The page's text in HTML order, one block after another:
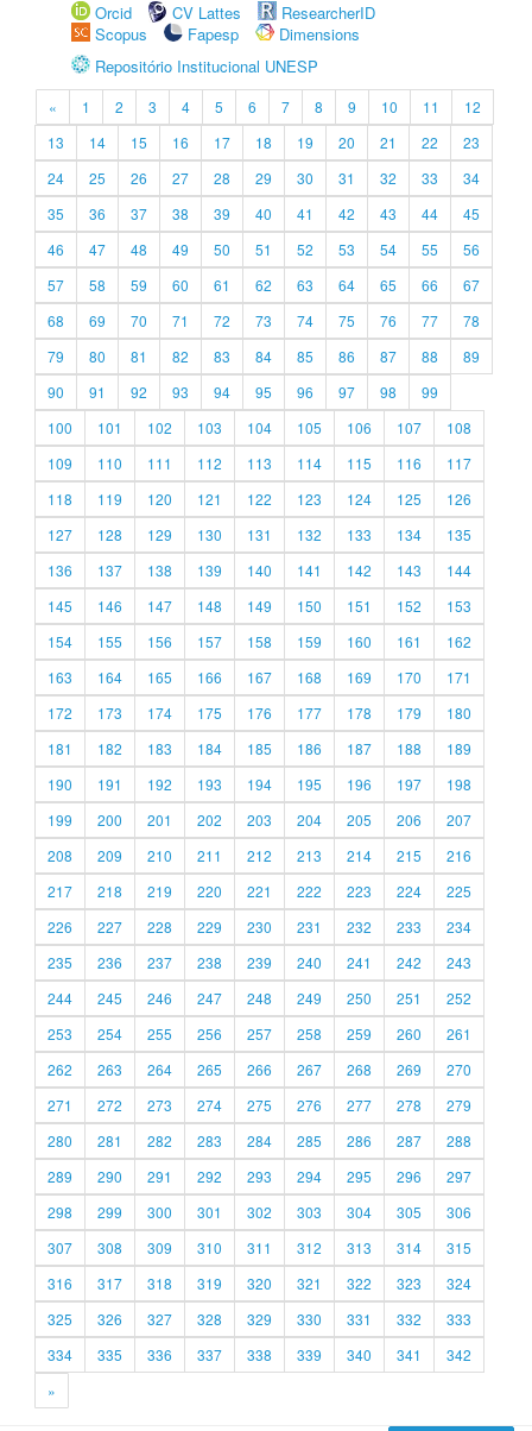
Orcid
CV Lattes
ResearcherID
Scopus
Fapesp
Dimensions
Repositório Institucional UNESP
« 1 2 3 4 5 6 7 8 9 10 11
12
13
14 15 16 17 18 19 20 21 22
23
24
25 26 27 28 29 30 31 32 33
34
35
36 37 38 39 40 41 42 43 44
45
46
47 48 49 50 51 52 53 54 55
56
57
58 59 60 61 62 63 64 65 66
67
68
69 70 71 72 73 74 75 76 77
78
79
80 81 82 83 84 85 86 87 88
89
90
91 92 93 94 95 96 97 98
99
100
101 102 103 104 105 106 107
108
109
110 111 112 113 114 115 116
117
118
119 120 121 122 123 124 125
126
127
128 129 130 131 132 133 134
135
136
137 138 139 140 141 142 143
144
145
146 147 148 149 150 151 152
153
154
155 156 157 158 159 160 161
162
163
164 165 166 167 168 169 170
171
172
173 174 175 176 177 178 179
180
181
182 183 184 185 186 187 188
189
190
191 192 193 194 195 196 197
198
199
200 201 202 203 204 205 206
207
208
209 210 211 212 213 214 215
216
217
218 219 220 221 222 223 224
225
226
227 228 229 230 231 232 233
234
235
236 237 238 239 240 241 242
243
244
245 246 247 248 249 250 251
252
253
254 255 256 257 258 259 260
261
262
263 264 265 266 267 268 269
270
271
272 273 274 275 276 277 278
279
280
281 282 283 284 285 286 287
288
289
290 291 292 293 294 295 296
297
298
299 300 301 302 303 304 305
306
307
308 309 310 311 312 313 314
315
316
317 318 319 320 321 322 323
324
325
326 327 328 329 330 331 332
333
334
335 336 337 338 339 340 341
342
»